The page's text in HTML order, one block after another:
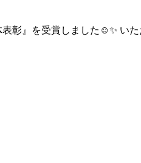
彰』を受賞しました☺️✨ い